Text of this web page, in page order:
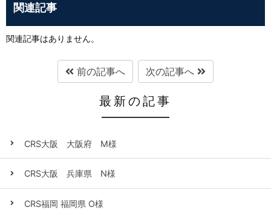
関連記事
関連記事はありません。
前の記事へ 次の記事へ
最新の記事
CRS大阪 大阪府 M様
CRS大阪 兵庫県 N様
CRS福岡 福岡県 O様